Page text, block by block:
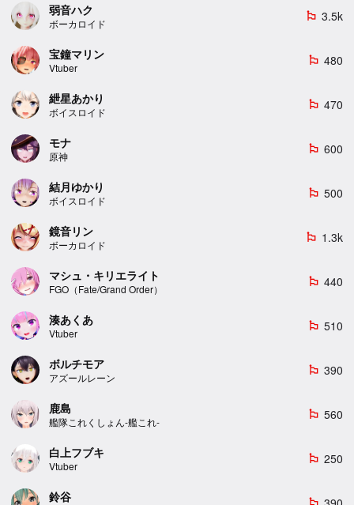
弱音ハク
ボーカロイド
emoji_flags 3.5k
宝鐘マリン
Vtuber
emoji_flags 480
紲星あかり
ボイスロイド
emoji_flags 470
モナ
原神
emoji_flags 600
結月ゆかり
ボイスロイド
emoji_flags 500
鏡音リン
ボーカロイド
emoji_flags 1.3k
マシュ・キリエライト
FGO（Fate/Grand Order）
emoji_flags 440
湊あくあ
Vtuber
emoji_flags 510
ボルチモア
アズールレーン
emoji_flags 390
鹿島
艦隊これくしょん-艦これ-
emoji_flags 560
白上フブキ
Vtuber
emoji_flags 250
鈴谷